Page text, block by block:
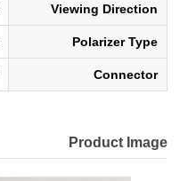
Viewing Direction
Polarizer Type
Connector
Product Image